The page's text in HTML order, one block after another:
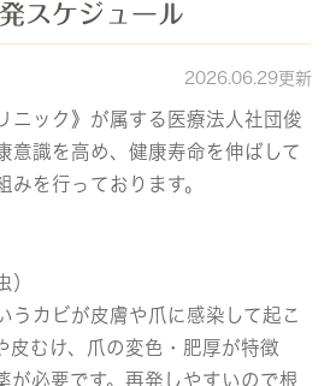
スケジュール
2026.06.29更新
ニック》が属する医療法人社団俊
意識を高め、健康寿命を伸ばして
みを行っております。
）
うカビが皮膚や爪に感染して起こ
皮むけ、爪の変色・肥厚が特徴
が必要です。再発しやすいので根